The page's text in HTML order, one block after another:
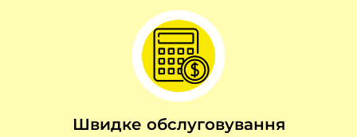
Швидке обслуговування